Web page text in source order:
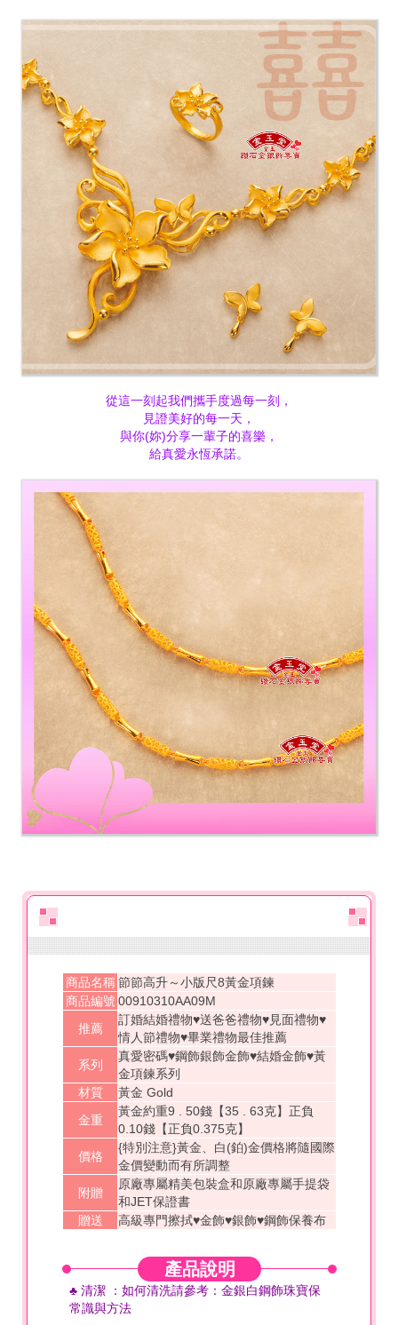
從這一刻起我們攜手度過每一刻，
見證美好的每一天，
與你(妳)分享一輩子的喜樂，
給真愛永恆承諾。
商品名稱 節節高升～小版尺8黃金項鍊
商品編號 00910310AA09M
推薦
訂婚結婚禮物♥送爸爸禮物♥見面禮物♥
情人節禮物♥畢業禮物最佳推薦
系列
真愛密碼♥鋼飾銀飾金飾♥結婚金飾♥黃
金項鍊系列
材質
黃金 Gold
金重
黃金約重9 . 50錢【35 . 63克】正負
0.10錢【正負0.375克】
價格
{特別注意}黃金、白(鉑)金價格將隨國際
金價變動而有所調整
附贈
原廠專屬精美包裝盒和原廠專屬手提袋
和JET保證書
贈送
高級專門擦拭♥金飾♥銀飾♥鋼飾保養布
產品說明
♣ 清潔 ：如何清洗請參考 ：金銀白鋼飾珠寶保
常識與方法